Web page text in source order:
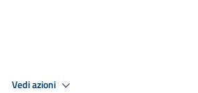
Vedi azioni